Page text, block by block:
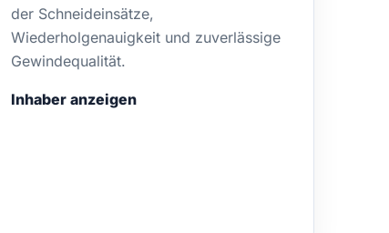
der Schneideinsätze,
Wiederholgenauigkeit und zuverlässige
Gewindequalität.
Inhaber anzeigen